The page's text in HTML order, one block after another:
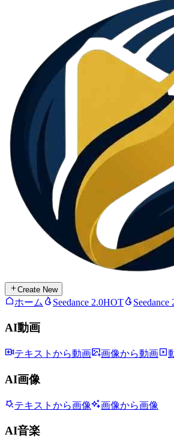
Create New
ホーム Seedance 2.0HOT Seedance
AI動画
テキストから動画 画像から動画
AI画像
テキストから画像 画像から画像
AI音楽